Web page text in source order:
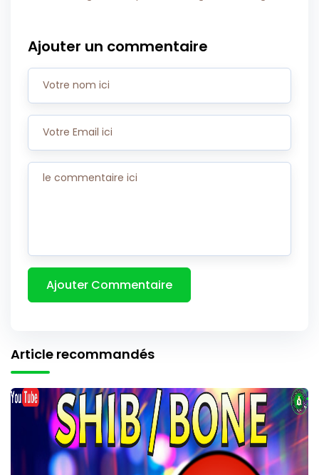
Ajouter un commentaire
Article recommandés